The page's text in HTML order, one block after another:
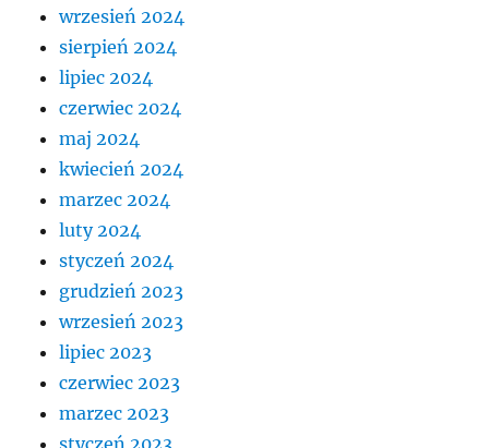
wrzesień 2024
sierpień 2024
lipiec 2024
czerwiec 2024
maj 2024
kwiecień 2024
marzec 2024
luty 2024
styczeń 2024
grudzień 2023
wrzesień 2023
lipiec 2023
czerwiec 2023
marzec 2023